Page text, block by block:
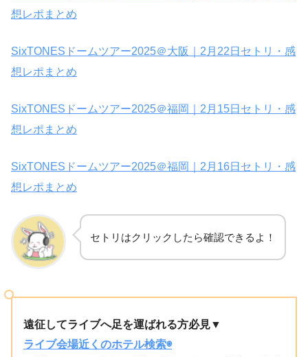
想レポまとめ
SixTONESドームツアー2025＠大阪｜2月22日セトリ・感
想レポまとめ
SixTONESドームツアー2025＠福岡｜2月15日セトリ・感
想レポまとめ
SixTONESドームツアー2025＠福岡｜2月16日セトリ・感
想レポまとめ
セトリはクリックしたら確認できるよ！
遠征してライブへ足を運ばれる方必見▼
ライブ会場近くのホテル検索◉